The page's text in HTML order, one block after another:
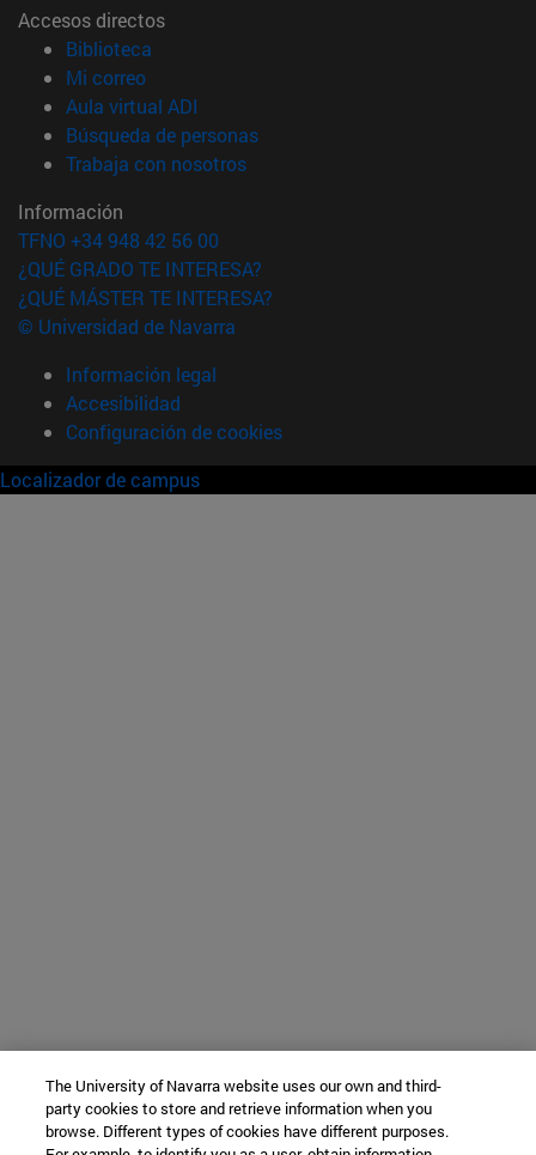
Accesos directos
Biblioteca
Mi correo(abre en nueva ventana)
Aula virtual ADI
Búsqueda de personas(abre en nueva ventana)
Trabaja con nosotros(abre en nueva ventana)
Información
TFNO +34 948 42 56 00
¿QUÉ GRADO TE INTERESA?
¿QUÉ MÁSTER TE INTERESA?
© Universidad de Navarra
Información legal
Accesibilidad
Configuración de cookies
Localizador de campus
The University of Navarra website uses our own and third-
party cookies to store and retrieve information when you
browse. Different types of cookies have different purposes.